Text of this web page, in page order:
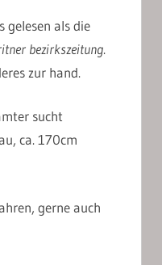
gelesen als die
bezirkszeitung.
zur hand.
sucht
ca. 170cm
gerne auch